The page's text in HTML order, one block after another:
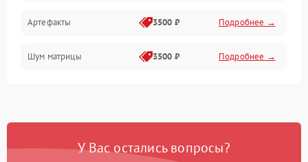
Матрица
Проблемы питания
Артефакты 3500 ₽ Подробнее →
Шум матрицы 3500 ₽ Подробнее →
У Вас остались вопросы?